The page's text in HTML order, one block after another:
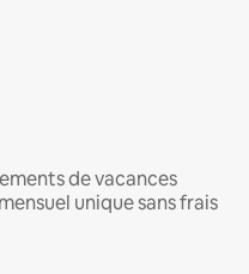
de vacances
unique sans frais